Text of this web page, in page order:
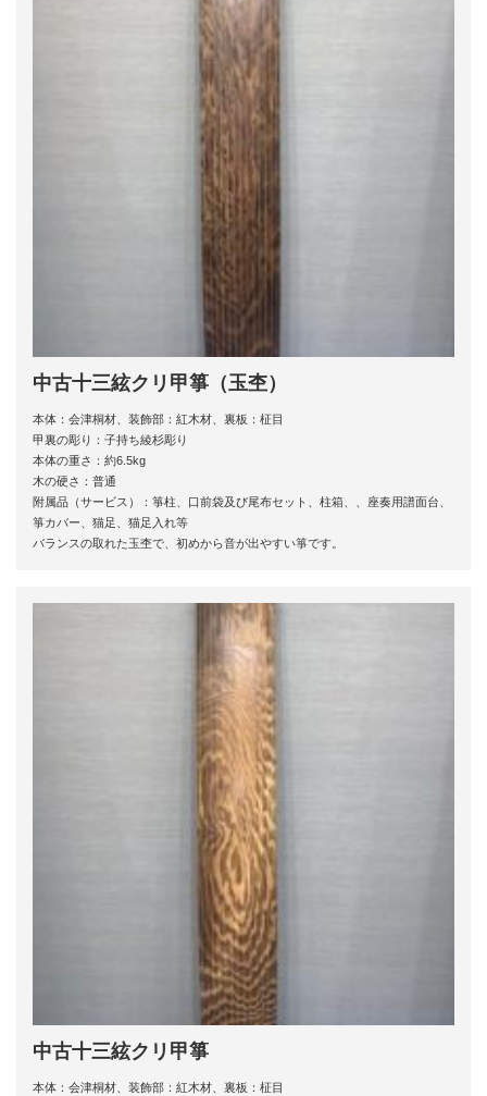
中古十三絃クリ甲箏（玉杢）
本体：会津桐材、装飾部：紅木材、裏板：柾目
甲裏の彫り：子持ち綾杉彫り
本体の重さ：約6.5kg
木の硬さ：普通
附属品（サービス）：箏柱、口前袋及び尾布セット、柱箱、、座奏用譜面台、
箏カバー、猫足、猫足入れ等
バランスの取れた玉杢で、初めから音が出やすい箏です。
中古十三絃クリ甲箏
本体：会津桐材、装飾部：紅木材、裏板：柾目